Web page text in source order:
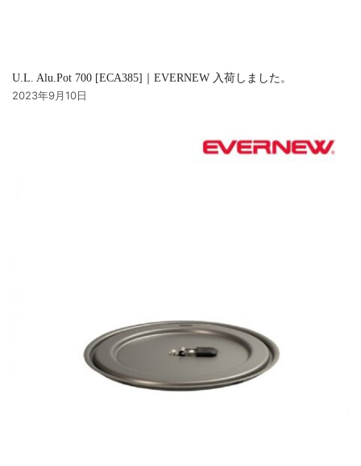
U.L. Alu.Pot 700 [ECA385]｜EVERNEW 入荷しました。
2023年9月10日